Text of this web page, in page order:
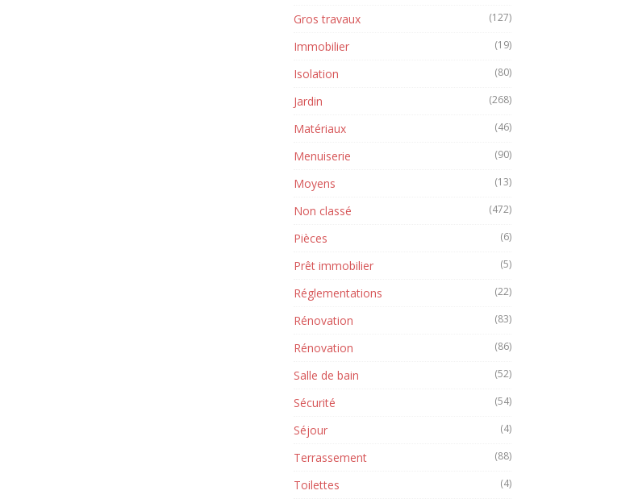
Gros travaux (127)
Immobilier (19)
Isolation (80)
Jardin (268)
Matériaux (46)
Menuiserie (90)
Moyens (13)
Non classé (472)
Pièces (6)
Prêt immobilier (5)
Réglementations (22)
Rénovation (83)
Rénovation (86)
Salle de bain (52)
Sécurité (54)
Séjour (4)
Terrassement (88)
Toilettes (4)